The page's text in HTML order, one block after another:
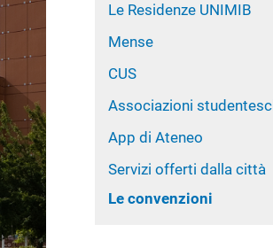
Le Residenze UNIMIB
Mense
CUS
Associazioni
App di Ateneo
Servizi offerti dalla città
Le convenzioni